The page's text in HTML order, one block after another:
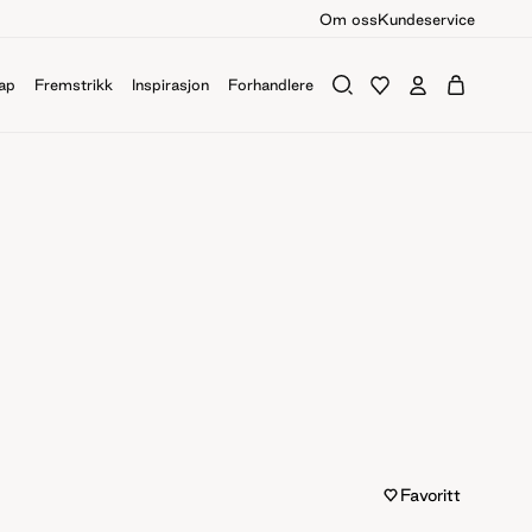
Om ossKundeservice
Fremstrikk Inspirasjon Forhandlere
Favoritt